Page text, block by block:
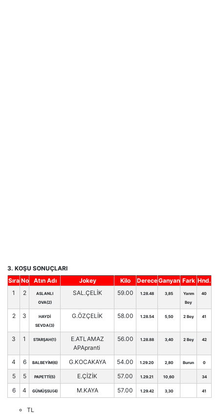
3. KOŞU SONUÇLARI
Sıra No Atın Adı Jokey Kilo DereceGanyan Fark Hnd.
1
2
ASLANLI
OVA(2)
SAL.ÇELİK 59.00 1.28.48 3,85
Yarım
Boy
40
2 3
HAYDİ
SEVDA(3)
G.ÖZÇELİK 58.00 1.28.54 5,50 2 Boy 41
3 1 STARŞAH(1)
E.ATLAMAZ
APApranti
56.00 1.28.88 3,40 2 Boy 42
4 6 BALBEYİM(6) G.KOCAKAYA 54.00 1.29.20 2,80 Burun 0
5 5 PAPETTİ(5) E.ÇİZİK 57.00 1.29.21 10,60 34
6 4 GÜMÜŞSU(4) M.KAYA 57.00 1.29.42 3,30 41
TL